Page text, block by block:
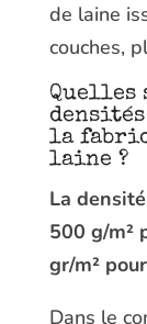
de laine
couches,
Quelles
densités
la
laine ?
La
500 g/m²
gr/m²
Dans le